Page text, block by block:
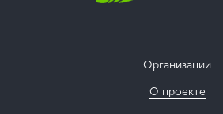
Организации
О проекте